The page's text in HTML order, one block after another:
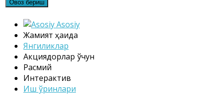
Asosiy
Жамият ҳақида
Янгиликлар
Акциядорлар ўчун
Расмий
Интерактив
Иш ўринлари